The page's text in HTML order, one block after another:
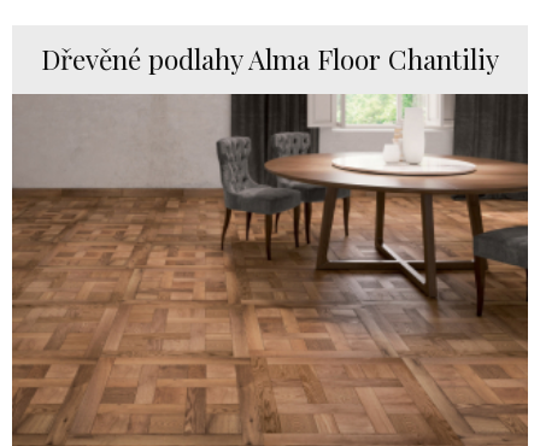
Dřevěné podlahy Alma Floor Chantiliy